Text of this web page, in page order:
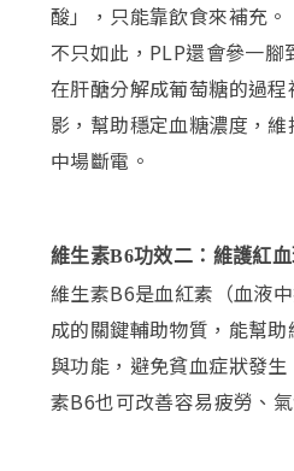
酸」，只能靠飲食來補充。
不只如此，PLP還會參一
在肝醣分解成葡萄糖的過
影，幫助穩定血糖濃度，
中場斷電。
維生素B6功效二：維護紅
維生素B6是血紅素（血液
成的關鍵輔助物質，能幫
與功能，避免貧血症狀發
素B6也可改善容易疲勞、